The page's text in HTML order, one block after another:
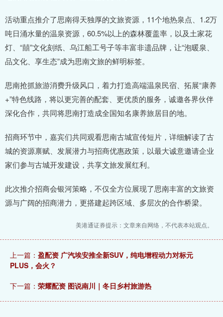
活动重点推介了思南得天独厚的文旅资源，11个地热泉点、1.2万
吨日涌水量的温泉资源，60.5%以上的森林覆盖率，以及土家花
灯、“囍”文化刻纸、乌江船工号子等丰富非遗品牌，让“泡暖泉、
品文化、享生态”成为思南文旅的鲜明标签。
思南抢抓旅游消费升级风口，着力打造高端温泉民宿、拓展“康养
+”特色线路，将以更完善的配套、更优质的服务，诚邀各界伙伴
深化合作，共同将思南打造成全国知名康养旅居目的地。
招商环节中，嘉宾们共同观看思南古城宣传短片，详细解读了古
城的资源禀赋、发展潜力与招商优惠政策，以最大诚意邀请企业
家们参与古城开发建设，共享文旅发展红利。
此次推介招商会银河策略，不仅全方位展现了思南丰富的文旅资
源与广阔的招商潜力，更搭建起跨区域、多层次的合作桥梁。
美港通证券提示：文章来自网络，不代表本站观点。
上一篇： 盈配资 广汽埃安推全新SUV，纯电增程动力对标元
PLUS，会火？
下一篇： 荣耀配资 图说南川｜冬日乡村旅游热